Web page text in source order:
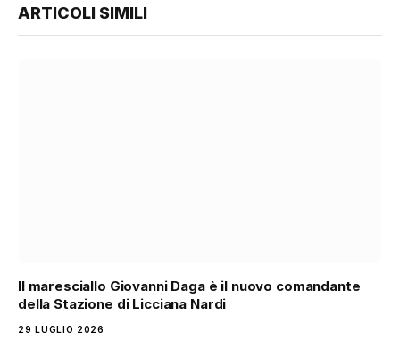
ARTICOLI SIMILI
Il maresciallo Giovanni Daga è il nuovo comandante
della Stazione di Licciana Nardi
29 LUGLIO 2026